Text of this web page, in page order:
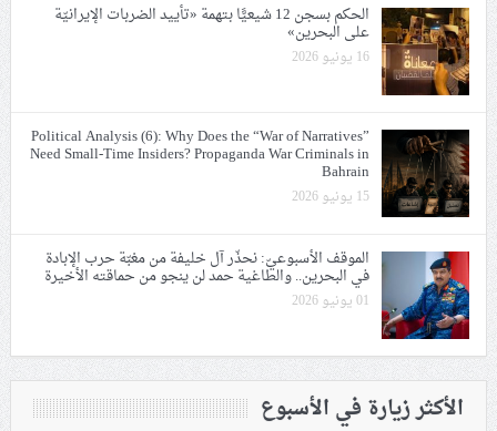
الحكم بسجن 12 شيعيًّا بتهمة «تأييد الضربات الإيرانيّة
على البحرين»
16 يونيو 2026
Political Analysis (6): Why Does the “War of Narratives”
Need Small-Time Insiders? Propaganda War Criminals in
Bahrain
15 يونيو 2026
الموقف الأسبوعيّ: نحذّر آل خليفة من مغبّة حرب الإبادة
في البحرين.. والطاغية حمد لن ينجو من حماقته الأخيرة
01 يونيو 2026
الأكثر زيارة في الأسبوع